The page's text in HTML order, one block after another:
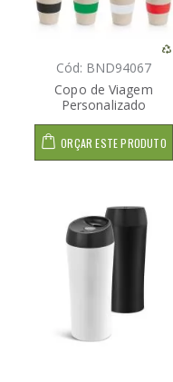
Cód: BND94067
Copo de Viagem
Personalizado
ORÇAR ESTE PRODUTO